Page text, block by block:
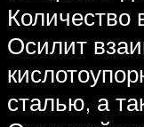
Количество
Осилит
сталью, а